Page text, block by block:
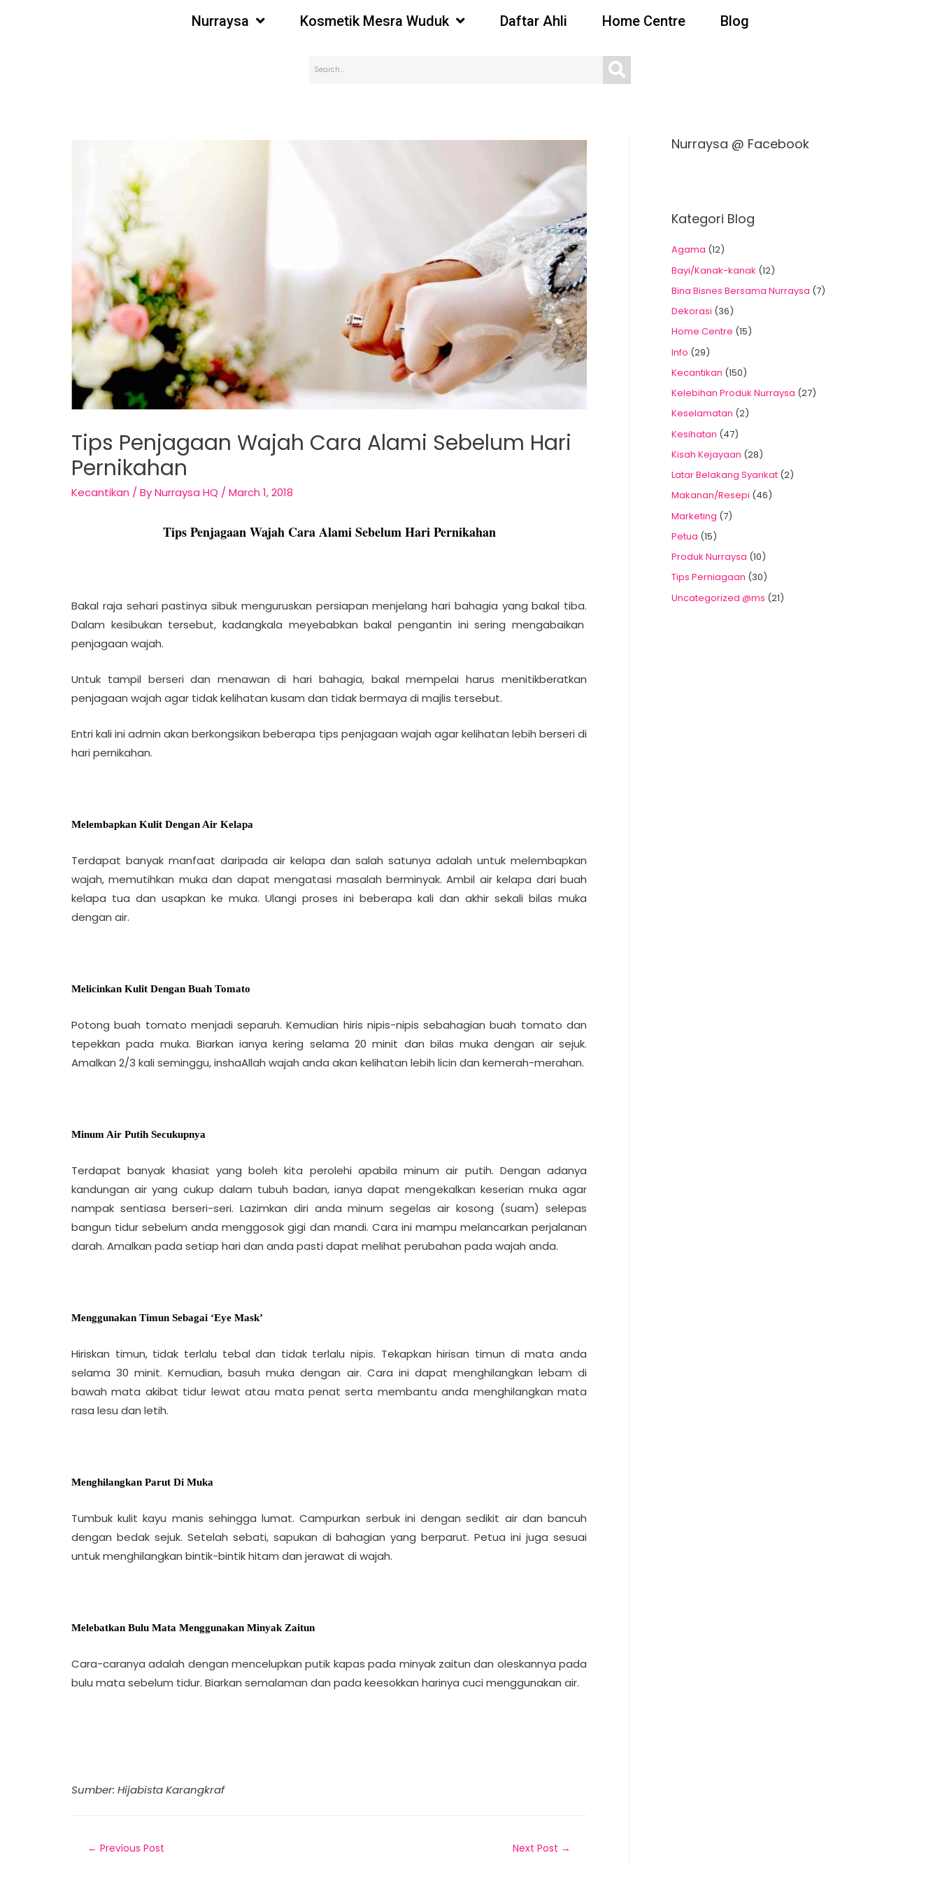
Nurraysa Kosmetik Mesra Wuduk Daftar Ahli Home Centre Blog
Tips Penjagaan Wajah Cara Alami Sebelum Hari
Pernikahan
Kecantikan / ByNurraysa HQ / March 1, 2018
Tips Penjagaan Wajah Cara Alami Sebelum Hari Pernikahan
Bakal raja sehari pastinya sibuk menguruskan persiapan menjelang hari bahagia yang bakal tiba.
Dalam kesibukan tersebut, kadangkala meyebabkan bakal pengantin ini sering mengabaikan
penjagaan wajah.
Untuk tampil berseri dan menawan di hari bahagia, bakal mempelai harus menitikberatkan
penjagaan wajah agar tidak kelihatan kusam dan tidak bermaya di majlis tersebut.
Entri kali ini admin akan berkongsikan beberapa tips penjagaan wajah agar kelihatan lebih berseri di
hari pernikahan.
Melembapkan Kulit Dengan Air Kelapa
Terdapat banyak manfaat daripada air kelapa dan salah satunya adalah untuk melembapkan
wajah, memutihkan muka dan dapat mengatasi masalah berminyak. Ambil air kelapa dari buah
kelapa tua dan usapkan ke muka. Ulangi proses ini beberapa kali dan akhir sekali bilas muka
dengan air.
Melicinkan Kulit Dengan Buah Tomato
Potong buah tomato menjadi separuh. Kemudian hiris nipis-nipis sebahagian buah tomato dan
tepekkan pada muka. Biarkan ianya kering selama 20 minit dan bilas muka dengan air sejuk.
Amalkan 2/3 kali seminggu, inshaAllah wajah anda akan kelihatan lebih licin dan kemerah-merahan.
Minum Air Putih Secukupnya
Terdapat banyak khasiat yang boleh kita perolehi apabila minum air putih. Dengan adanya
kandungan air yang cukup dalam tubuh badan, ianya dapat mengekalkan keserian muka agar
nampak sentiasa berseri-seri. Lazimkan diri anda minum segelas air kosong (suam) selepas
bangun tidur sebelum anda menggosok gigi dan mandi. Cara ini mampu melancarkan perjalanan
darah. Amalkan pada setiap hari dan anda pasti dapat melihat perubahan pada wajah anda.
Menggunakan Timun Sebagai ‘Eye Mask’
Hiriskan timun, tidak terlalu tebal dan tidak terlalu nipis. Tekapkan hirisan timun di mata anda
selama 30 minit. Kemudian, basuh muka dengan air. Cara ini dapat menghilangkan lebam di
bawah mata akibat tidur lewat atau mata penat serta membantu anda menghilangkan mata
rasa lesu dan letih.
Menghilangkan Parut Di Muka
Tumbuk kulit kayu manis sehingga lumat. Campurkan serbuk ini dengan sedikit air dan bancuh
dengan bedak sejuk. Setelah sebati, sapukan di bahagian yang berparut. Petua ini juga sesuai
untuk menghilangkan bintik-bintik hitam dan jerawat di wajah.
Melebatkan Bulu Mata Menggunakan Minyak Zaitun
Cara-caranya adalah dengan mencelupkan putik kapas pada minyak zaitun dan oleskannya pada
bulu mata sebelum tidur. Biarkan semalaman dan pada keesokkan harinya cuci menggunakan air.
Sumber: Hijabista Karangkraf
← Previous Post Next Post →
Nurraysa @ Facebook
Kategori Blog
Agama (12)
Bayi/Kanak-kanak (12)
Bina Bisnes Bersama Nurraysa (7)
Dekorasi (36)
Home Centre (15)
Info (29)
Kecantikan (150)
Kelebihan Produk Nurraysa (27)
Keselamatan (2)
Kesihatan (47)
Kisah Kejayaan (28)
Latar Belakang Syarikat (2)
Makanan/Resepi (46)
Marketing (7)
Petua (15)
Produk Nurraysa (10)
Tips Perniagaan (30)
Uncategorized @ms (21)